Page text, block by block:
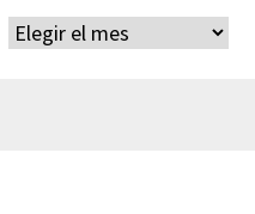
Archivos